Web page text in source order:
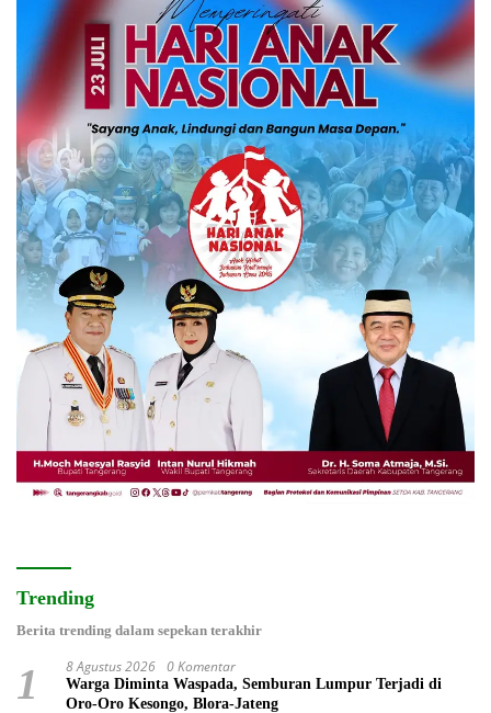
Trending
Berita trending dalam sepekan terakhir
1 8 Agustus 2026 0 Komentar
Warga Diminta Waspada, Semburan Lumpur Terjadi di
Oro-Oro Kesongo, Blora-Jateng